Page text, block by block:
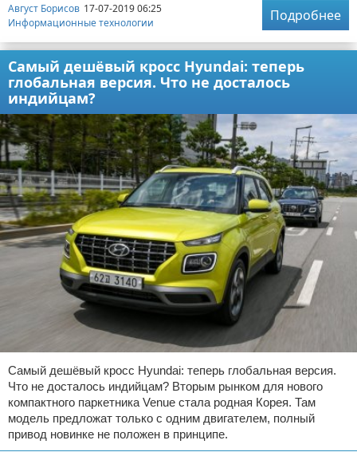
Август Борисов 17-07-2019 06:25
Информационные технологии
Подробнее
Самый дешёвый кросс Hyundai: теперь
глобальная версия. Что не досталось
индийцам?
Самый дешёвый кросс Hyundai: теперь глобальная версия.
Что не досталось индийцам? Вторым рынком для нового
компактного паркетника Venue стала родная Корея. Там
модель предложат только с одним двигателем, полный
привод новинке не положен в принципе.